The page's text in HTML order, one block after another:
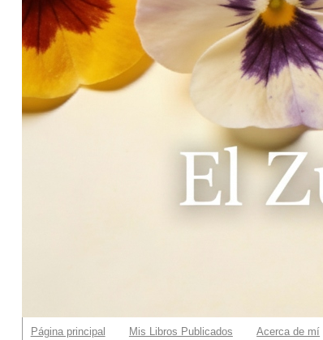
Página principal Mis Libros Publicados Acerca de mí